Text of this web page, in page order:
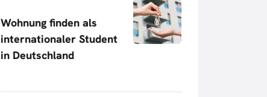
Wohnung finden als
internationaler Student
in Deutschland